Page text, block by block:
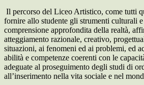
Il percorso del Liceo Artistico, come tutti
fornire allo studente gli strumenti culturali
comprensione approfondita della realtà,
atteggiamento razionale, creativo,
situazioni, ai fenomeni ed ai problemi, ed
abilità e competenze coerenti con le
adeguate al proseguimento degli studi di
all’inserimento nella vita sociale e nel